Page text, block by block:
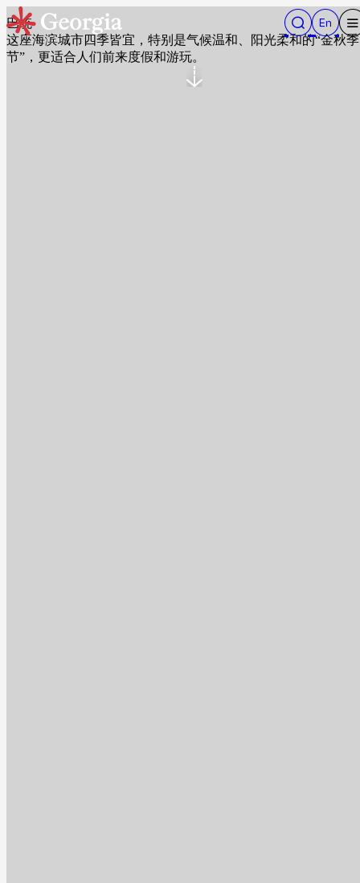
巴统
这座海滨城市四季皆宜，特别是气候温和、阳光柔和的“金秋季
节”，更适合人们前来度假和游玩。